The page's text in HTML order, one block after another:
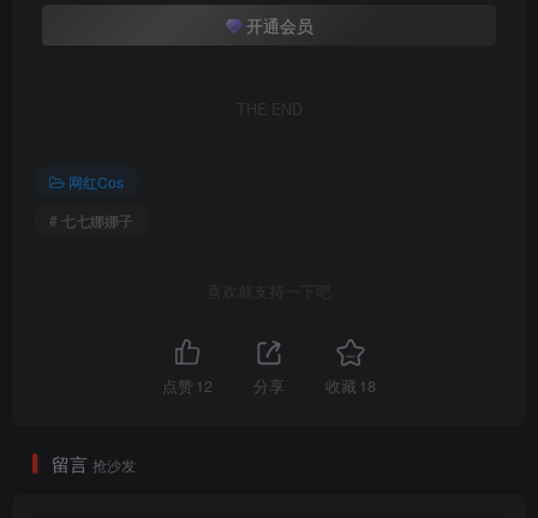
开通会员
THE END
网红Cos
# 七七娜娜子
喜欢就支持一下吧
点赞 12 分享 收藏 18
留言 抢沙发